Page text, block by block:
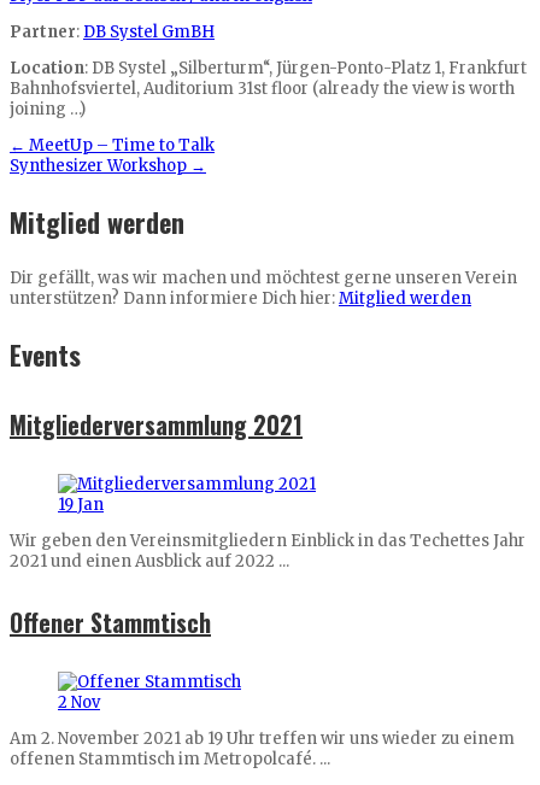
Partner: DB Systel GmBH
Location: DB Systel „Silberturm“, Jürgen-Ponto-Platz 1, Frankfurt
Bahnhofsviertel, Auditorium 31st floor (already the view is worth
joining …)
← MeetUp – Time to Talk
Synthesizer Workshop →
Mitglied werden
Dir gefällt, was wir machen und möchtest gerne unseren Verein
unterstützen? Dann informiere Dich hier:Mitglied werden
Events
Mitgliederversammlung 2021
19Jan
Wir geben den Vereinsmitgliedern Einblick in das Techettes Jahr
2021 und einen Ausblick auf 2022 ...
Offener Stammtisch
2 Nov
Am 2. November 2021 ab 19 Uhr treffen wir uns wieder zu einem
offenen Stammtisch im Metropolcafé. ...